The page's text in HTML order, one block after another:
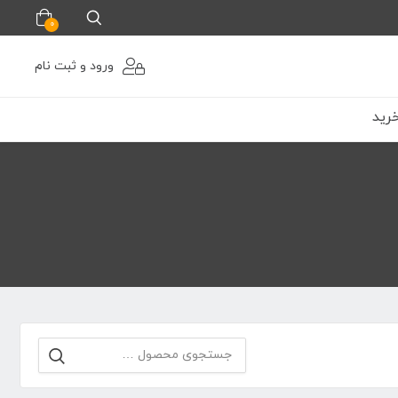
0
ورود و ثبت نام
جستجو
برای: